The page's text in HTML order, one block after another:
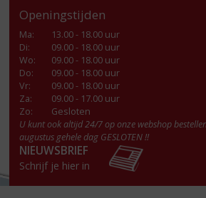
Openingstijden
Ma:
13.00 - 18.00 uur
Di:
09.00 - 18.00 uur
Wo:
09.00 - 18.00 uur
Do:
09.00 - 18.00 uur
Vr:
09.00 - 18.00 uur
Za:
09.00 - 17.00 uur
Zo:
Gesloten
U kunt ook altijd 24/7 op onze webshop
augustus gehele dag GESLOTEN !!
NIEUWSBRIEF
Schrijf je hier in